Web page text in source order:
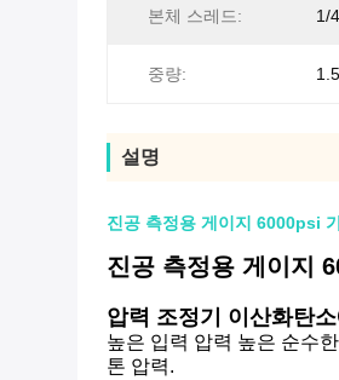
본체 스레드: 1/
중량:
설명
진공 측정용 게이지 6000psi
진공 측정용 게이지
압력 조정기 이산화탄
높은 입력 압력 높은 순수
톤 압력.